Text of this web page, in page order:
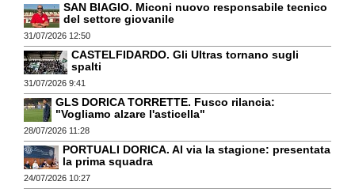
SAN BIAGIO. Miconi nuovo responsabile tecnico
del settore giovanile
31/07/2026 12:50
CASTELFIDARDO. Gli Ultras tornano sugli
spalti
31/07/2026 9:41
GLS DORICA TORRETTE. Fusco rilancia:
"Vogliamo alzare l'asticella"
28/07/2026 11:28
PORTUALI DORICA. Al via la stagione: presentata
la prima squadra
24/07/2026 10:27